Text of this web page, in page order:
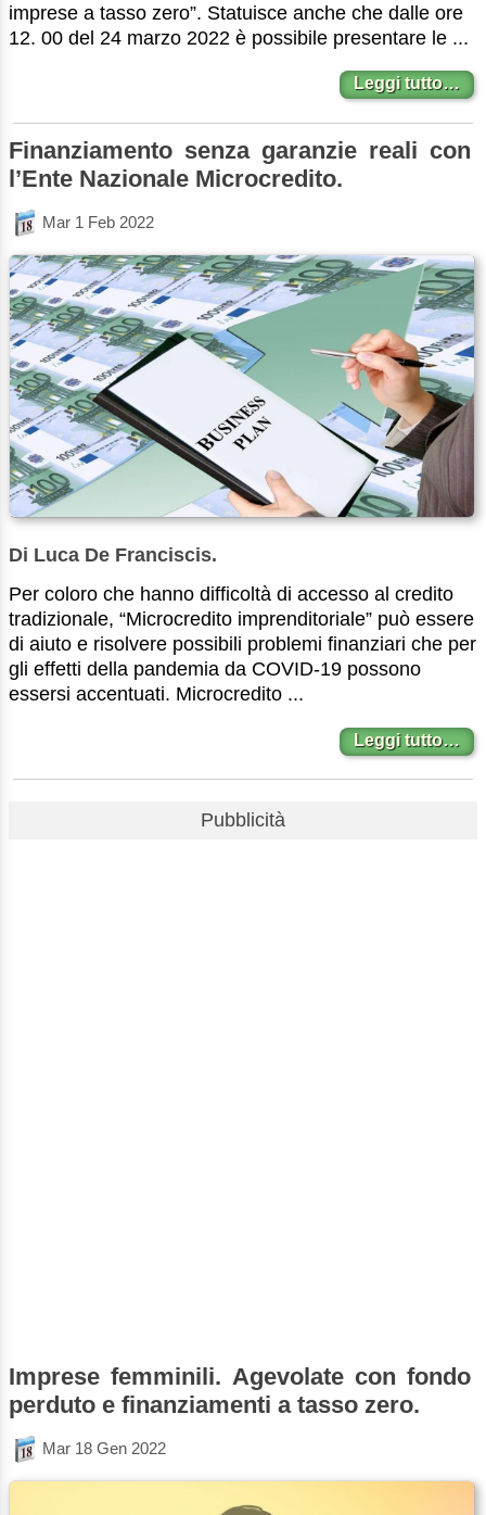
imprese a tasso zero”. Statuisce anche che dalle ore
12. 00 del 24 marzo 2022 è possibile presentare le ...
Leggi tutto…
Finanziamento senza garanzie reali con
l’Ente Nazionale Microcredito.
Mar 1 Feb 2022
Di Luca De Franciscis.
Per coloro che hanno difficoltà di accesso al credito
tradizionale, “Microcredito imprenditoriale” può essere
di aiuto e risolvere possibili problemi finanziari che per
gli effetti della pandemia da COVID-19 possono
essersi accentuati. Microcredito ...
Leggi tutto…
Pubblicità
Imprese femminili. Agevolate con fondo
perduto e finanziamenti a tasso zero.
Mar 18 Gen 2022